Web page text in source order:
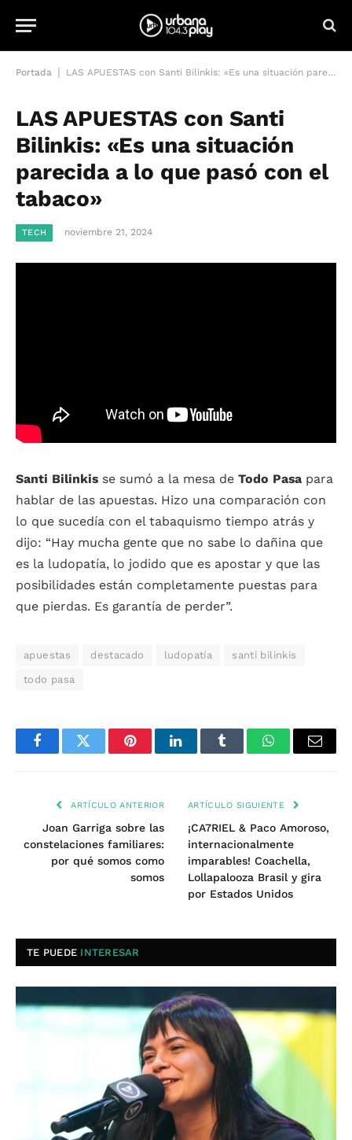
Portada LAS APUESTAS con Santi Bilinkis: «Es una situación parecida a lo que pasó con el tabaco»
LAS APUESTAS con Santi
Bilinkis: «Es una situación
parecida a lo que pasó con el
tabaco»
TECH noviembre 21, 2024
Santi Bilinkis se sumó a la mesa de Todo Pasa para
hablar de las apuestas. Hizo una comparación con
lo que sucedía con el tabaquismo tiempo atrás y
dijo: “Hay mucha gente que no sabe lo dañina que
es la ludopatía, lo jodido que es apostar y que las
posibilidades están completamente puestas para
que pierdas. Es garantía de perder”.
apuestas destacado ludopatía santi bilinkis
todo pasa
FacebookTwitter PinterestLinkedInTumblr WhatsAppEmail
ARTÍCULO ANTERIOR
Joan Garriga sobre las
constelaciones familiares:
por qué somos como
somos
ARTÍCULO SIGUIENTE
¡CA7RIEL & Paco Amoroso,
internacionalmente
imparables! Coachella,
Lollapalooza Brasil y gira
por Estados Unidos
TE PUEDE INTERESAR